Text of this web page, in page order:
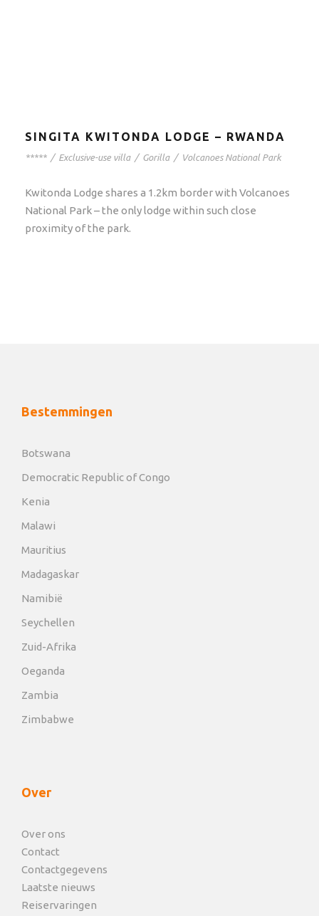
SINGITA KWITONDA LODGE – RWANDA
***** / Exclusive-use villa / Gorilla / Volcanoes National Park
Kwitonda Lodge shares a 1.2km border with Volcanoes
National Park – the only lodge within such close
proximity of the park.
Bestemmingen
Botswana
Democratic Republic of Congo
Kenia
Malawi
Mauritius
Madagaskar
Namibië
Seychellen
Zuid-Afrika
Oeganda
Zambia
Zimbabwe
Over
Over ons
Contact
Contactgegevens
Laatste nieuws
Reiservaringen